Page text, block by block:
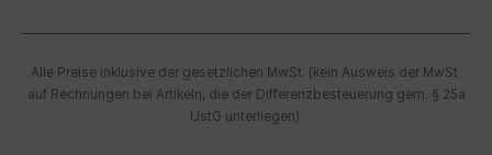
Alle Preise inklusive der gesetzlichen MwSt. (kein Ausweis der MwSt.
auf Rechnungen bei Artikeln, die der Differenzbesteuerung gem. § 25a
UstG unterliegen).